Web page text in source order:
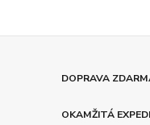
DOPRAVA
OKAMŽITÁ